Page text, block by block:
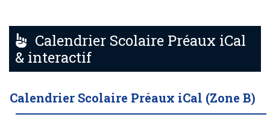
Calendrier Scolaire Préaux iCal
& interactif
Calendrier Scolaire Préaux iCal (Zone B)